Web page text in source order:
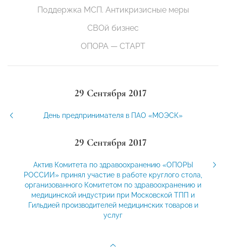
Поддержка МСП. Антикризисные меры
СВОй бизнес
ОПОРА — СТАРТ
29 Сентября 2017
День предпринимателя в ПАО «МОЭСК»
29 Сентября 2017
Актив Комитета по здравоохранению «ОПОРЫ
РОССИИ» принял участие в работе круглого стола,
организованного Комитетом по здравоохранению и
медицинской индустрии при Московской ТПП и
Гильдией производителей медицинских товаров и
услуг